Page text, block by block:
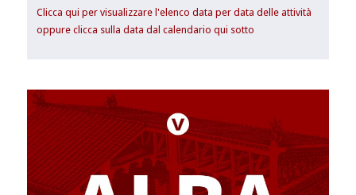
Clicca qui per visualizzare l'elenco data per data delle attività
oppure clicca sulla data dal calendario qui sotto